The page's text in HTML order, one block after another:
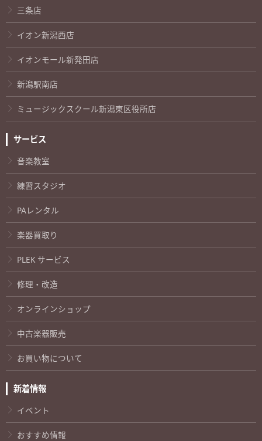
三条店
イオン新潟西店
イオンモール新発田店
新潟駅南店
ミュージックスクール新潟東区役所店
サービス
音楽教室
練習スタジオ
PAレンタル
楽器買取り
PLEK サービス
修理・改造
オンラインショップ
中古楽器販売
お買い物について
新着情報
イベント
おすすめ情報